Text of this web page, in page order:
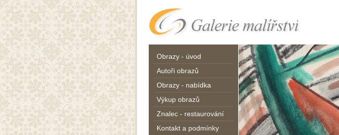
Obrazy - úvod
Autoři obrazů
Obrazy - nabídka
Výkup obrazů
Znalec - restaurování
Kontakt a podmínky